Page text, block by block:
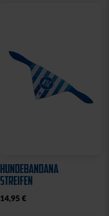
HUNDEBANDANA
STREIFEN
14,95 €